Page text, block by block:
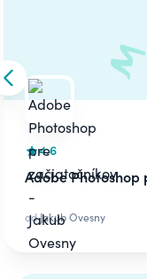
Skip to previous slide
4.6
Adobe
odJakub Ovesny